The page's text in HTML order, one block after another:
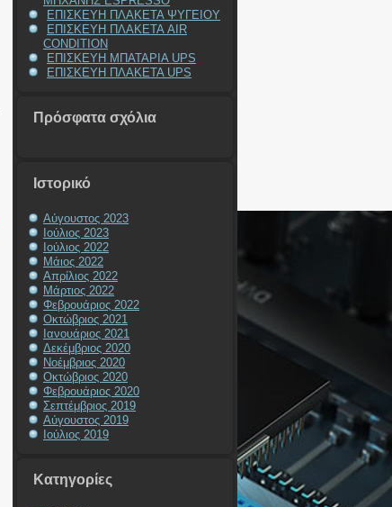
ΕΠΙΣΚΕΥΗ ΠΛΑΚΕΤΑ ΨΥΓΕΙΟΥ
ΕΠΙΣΚΕΥΗ ΠΛΑΚΕΤΑ AIR
CONDITION
ΕΠΙΣΚΕΥΗ ΜΠΑΤΑΡΙΑ UPS
ΕΠΙΣΚΕΥΗ ΠΛΑΚΕΤΑ UPS
Πρόσφατα σχόλια
Ιστορικό
Αύγουστος 2023
Ιούλιος 2023
Ιούλιος 2022
Μάιος 2022
Απρίλιος 2022
Μάρτιος 2022
Φεβρουάριος 2022
Οκτώβριος 2021
Ιανουάριος 2021
Δεκέμβριος 2020
Νοέμβριος 2020
Οκτώβριος 2020
Φεβρουάριος 2020
Σεπτέμβριος 2019
Αύγουστος 2019
Ιούλιος 2019
Kατηγορίες